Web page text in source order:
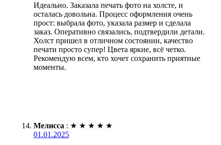
Идеально. Заказала печать фото на холсте, и
осталась довольна. Процесс оформления очень
прост: выбрала фото, указала размер и сделала
заказ. Оперативно связались, подтвердили детали.
Холст пришел в отличном состоянии, качество
печати просто супер! Цвета яркие, всё четко.
Рекомендую всем, кто хочет сохранить приятные
моменты.
Мелисса : ★ ★ ★ ★ ★
01.01.2025